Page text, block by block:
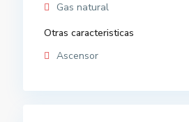
Gas natural
Otras caracteristicas
Ascensor